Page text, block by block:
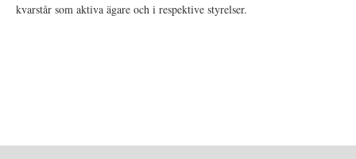
kvarstår som aktiva ägare och i respektive styrelser.